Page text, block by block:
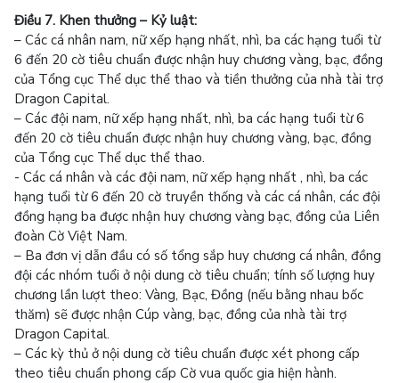
Điều 7. Khen thưởng – Kỷ luật:
– Các cá nhân nam, nữ xếp hạng nhất, nhì, ba các hạng tuổi từ
6 đến 20 cờ tiêu chuẩn được nhận huy chương vàng, bạc, đồng
của Tổng cục Thể dục thể thao và tiền thưởng của nhà tài trợ
Dragon Capital.
– Các đội nam, nữ xếp hạng nhất, nhì, ba các hạng tuổi từ 6
đến 20 cờ tiêu chuẩn được nhận huy chương vàng, bạc, đồng
của Tổng cục Thể dục thể thao.
- Các cá nhân và các đội nam, nữ xếp hạng nhất , nhì, ba các
hạng tuổi từ 6 đến 20 cờ truyền thống và các cá nhân, các đội
đồng hạng ba được nhận huy chương vàng bạc, đồng của Liên
đoàn Cờ Việt Nam.
– Ba đơn vị dẫn đầu có số tổng sắp huy chương cá nhân, đồng
đội các nhóm tuổi ở nội dung cờ tiêu chuẩn; tính số lượng huy
chương lần lượt theo: Vàng, Bạc, Đồng (nếu bằng nhau bốc
thăm) sẽ được nhận Cúp vàng, bạc, đồng của nhà tài trợ
Dragon Capital.
– Các kỳ thủ ở nội dung cờ tiêu chuẩn được xét phong cấp
theo tiêu chuẩn phong cấp Cờ vua quốc gia hiện hành.